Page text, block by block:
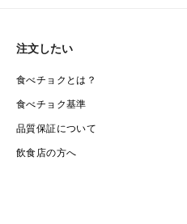
注文したい
食べチョクとは？
食べチョク基準
品質保証について
飲食店の方へ